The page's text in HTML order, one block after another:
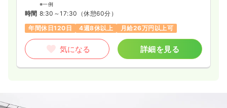
※一例
時間 8:30～17:30 （休憩60分）
年間休日120日
4週8休以上 月給26万円以上可
気になる 詳細を見る